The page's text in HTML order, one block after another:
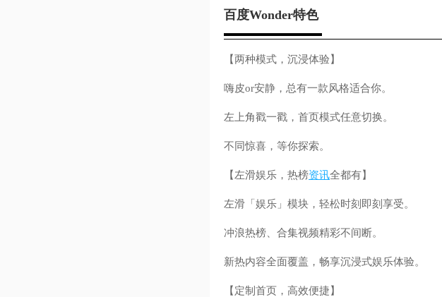
百度Wonder特色
【两种模式，沉浸体验】
嗨皮or安静，总有一款风格适合你。
左上角戳一戳，首页模式任意切换。
不同惊喜，等你探索。
【左滑娱乐，热榜资讯全都有】
左滑「娱乐」模块，轻松时刻即刻享受。
冲浪热榜、合集视频精彩不间断。
新热内容全面覆盖，畅享沉浸式娱乐体验。
【定制首页，高效便捷】